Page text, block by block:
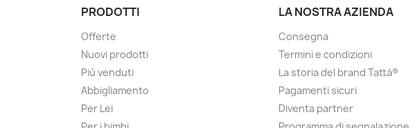
PRODOTTI
Offerte
Nuovi prodotti
Più venduti
Abbigliamento
Per Lei
LA NOSTRA AZIENDA
Consegna
Termini e condizioni
La storia del brand Tattà®
Pagamenti sicuri
Diventa partner